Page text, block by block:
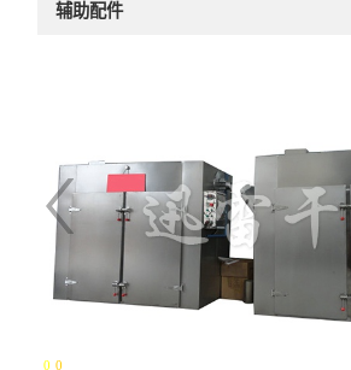
辅助配件
0 -0